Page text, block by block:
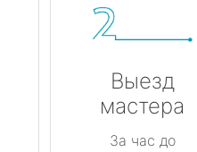
Выезд
мастера
За час до